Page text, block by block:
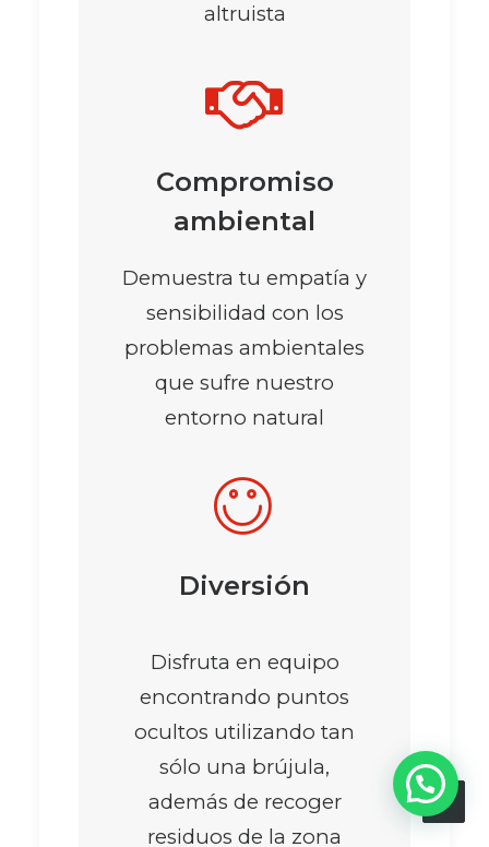
altruista
Compromiso
ambiental
Demuestra tu empatía y
sensibilidad con los
problemas ambientales
que sufre nuestro
entorno natural
Diversión
Disfruta en equipo
encontrando puntos
ocultos utilizando tan
sólo una brújula,
además de recoger
residuos de la zona